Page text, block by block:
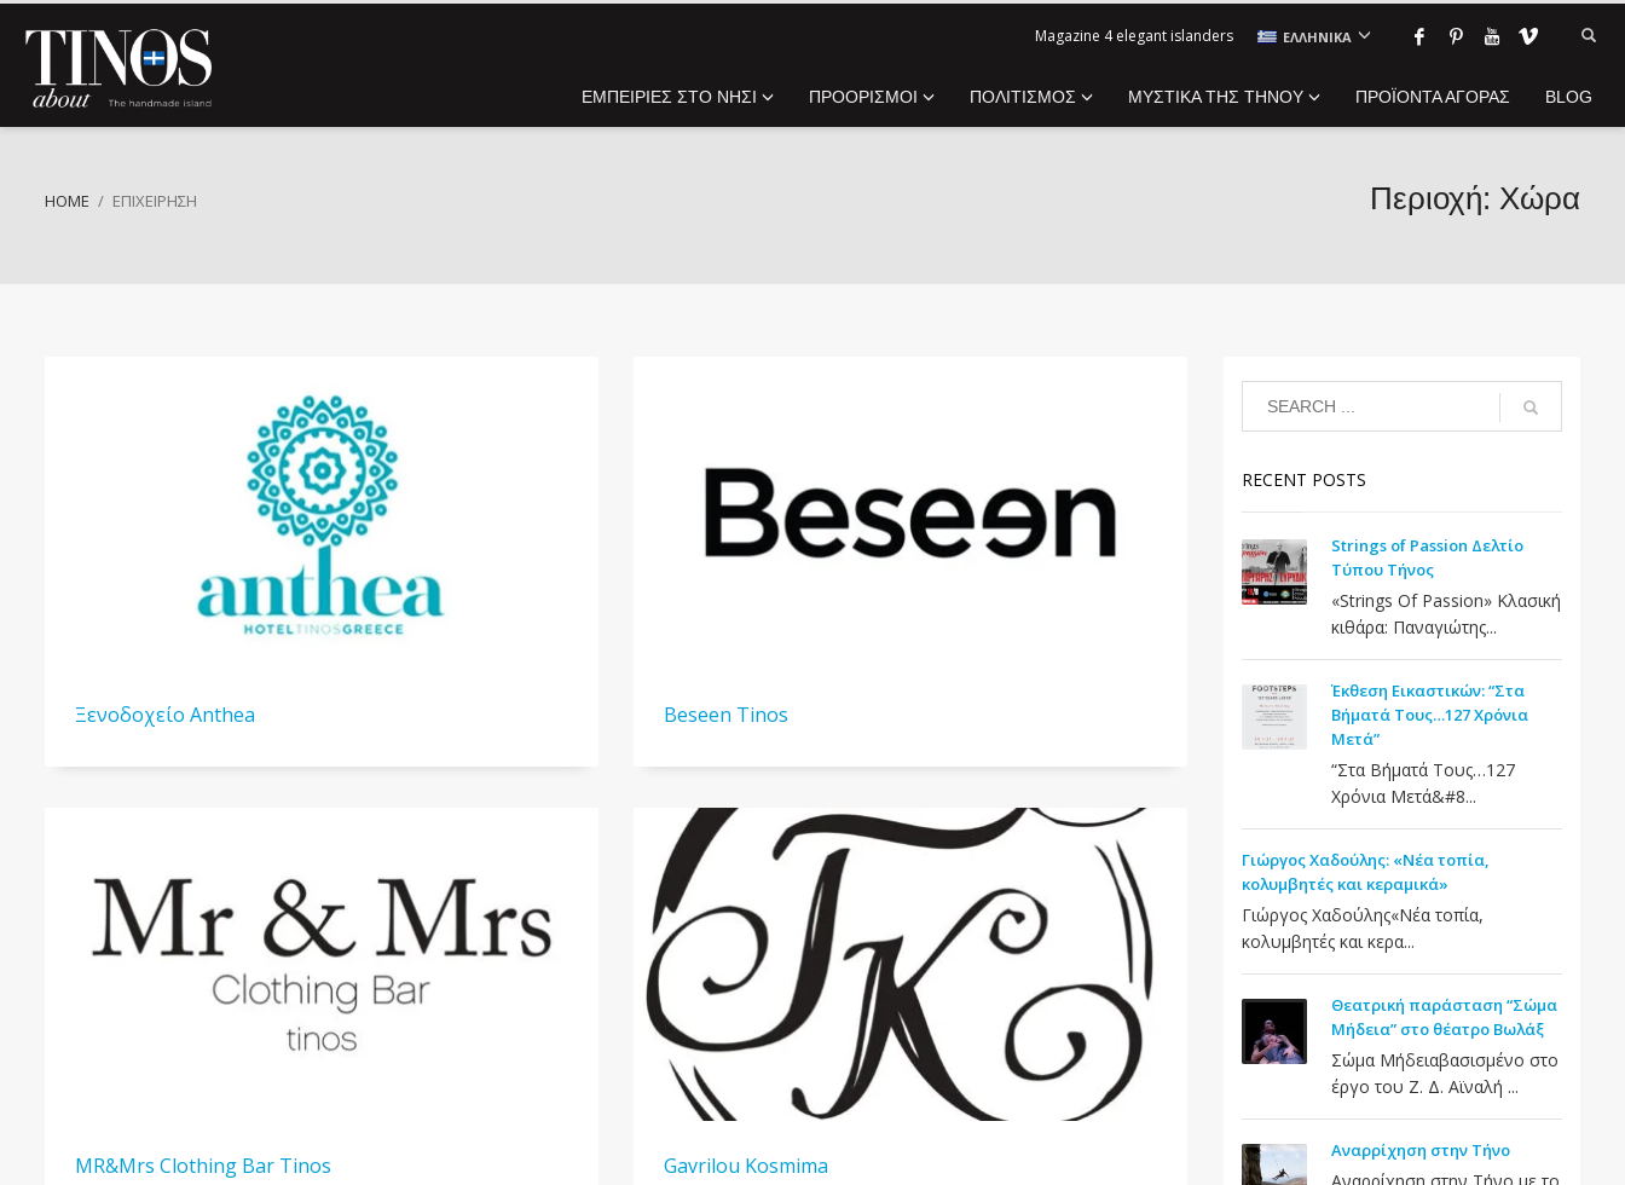
Magazine 4 elegant islanders ΕΛΛΗΝΙΚΆ
ΕΜΠΕΙΡΙΕΣ ΣΤΟ ΝΗΣΙ ΠΡΟΟΡΙΣΜΟΙ ΠΟΛΙΤΙΣΜΟΣ ΜΥΣΤΙΚΑ ΤΗΣ ΤΗΝΟΥ ΠΡΟΪΟΝΤΑ ΑΓΟΡΑΣ BLOG
HOME ΕΠΙΧΕΊΡΗΣΗ Περιοχή: Χώρα
Ξενοδοχείο Anthea Beseen Tinos
MR&Mrs Clothing Bar Tinos Gavrilou Kosmima
RECENT POSTS
Strings of Passion Δελτίο
Τύπου Τήνος
«Strings Of Passion» Κλασική
κιθάρα: Παναγιώτης...
Έκθεση Εικαστικών: “Στα
Βήματά Τους…127 Χρόνια
Μετά”
“Στα Βήματά Τους…127
Χρόνια Μετά&#8...
Γιώργος Χαδούλης: «Νέα τοπία,
κολυμβητές και κεραμικά»
Γιώργος Χαδούλης«Νέα τοπία,
κολυμβητές και κερα...
Θεατρική παράσταση “Σώμα
Μήδεια” στο θέατρο Βωλάξ
Σώμα Μήδειαβασισμένο στο
έργο του Ζ. Δ. Αϊναλή ...
Αναρρίχηση στην Τήνο